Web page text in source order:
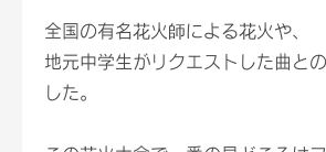
全国の有名花火師による花火や、
地元中学生がリクエストした曲と
した。